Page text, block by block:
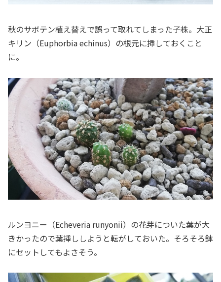
秋のサボテン植え替えで誤って取れてしまった子株。大正
キリン（Euphorbia echinus）の根元に挿しておくこと
に。
ルンヨニー（Echeveria runyonii）の花芽についた葉が大
きかったので葉挿ししようと転がしておいた。そろそろ鉢
にセットしてもよさそう。